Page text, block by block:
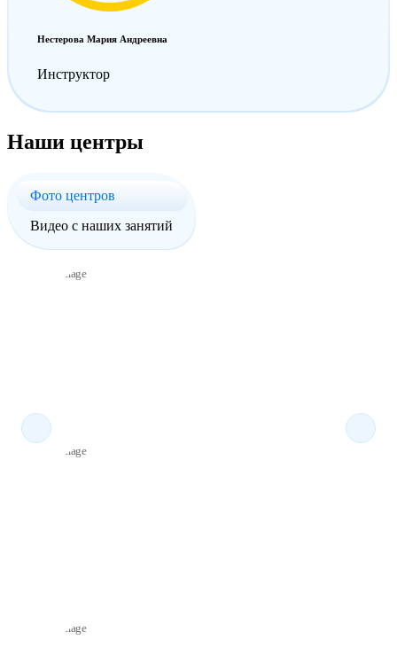
Нестерова Мария Андреевна
Инструктор
Наши центры
Фото центров
Видео с наших занятий